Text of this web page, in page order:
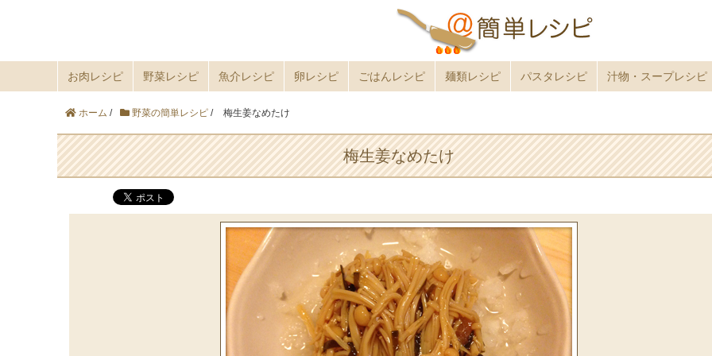
お肉レシピ 野菜レシピ 魚介レシピ 卵レシピ ごはんレシピ 麺類レシピ パスタレシピ 汁物・スープレシピ
ホーム / 野菜の簡単レシピ / 梅生姜なめたけ
梅生姜なめたけ